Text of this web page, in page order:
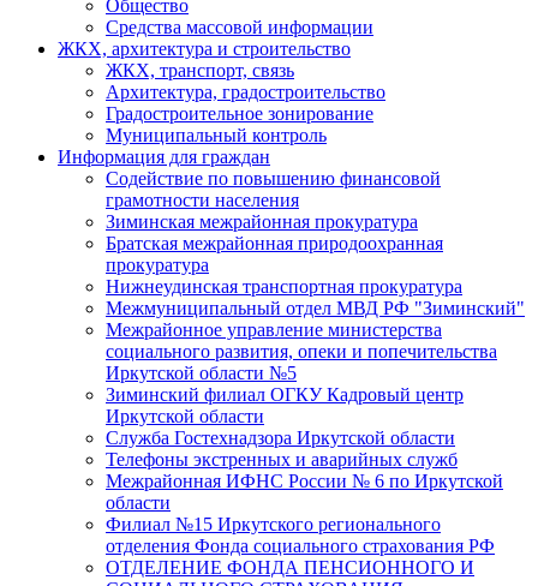
Общество
Средства массовой информации
ЖКХ, архитектура и строительство
ЖКХ, транспорт, связь
Архитектура, градостроительство
Градостроительное зонирование
Муниципальный контроль
Информация для граждан
Содействие по повышению финансовой
грамотности населения
Зиминская межрайонная прокуратура
Братская межрайонная природоохранная
прокуратура
Нижнеудинская транспортная прокуратура
Межмуниципальный отдел МВД РФ "Зиминский"
Межрайонное управление министерства
социального развития, опеки и попечительства
Иркутской области №5
Зиминский филиал ОГКУ Кадровый центр
Иркутской области
Служба Гостехнадзора Иркутской области
Телефоны экстренных и аварийных служб
Межрайонная ИФНС России № 6 по Иркутской
области
Филиал №15 Иркутского регионального
отделения Фонда социального страхования РФ
ОТДЕЛЕНИЕ ФОНДА ПЕНСИОННОГО И